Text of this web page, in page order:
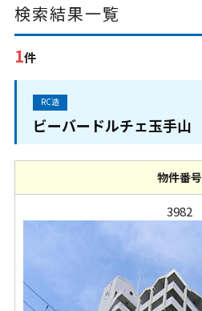
検索結果一覧
1件
RC造
ビーバードルチェ玉手山
物件番号
3982